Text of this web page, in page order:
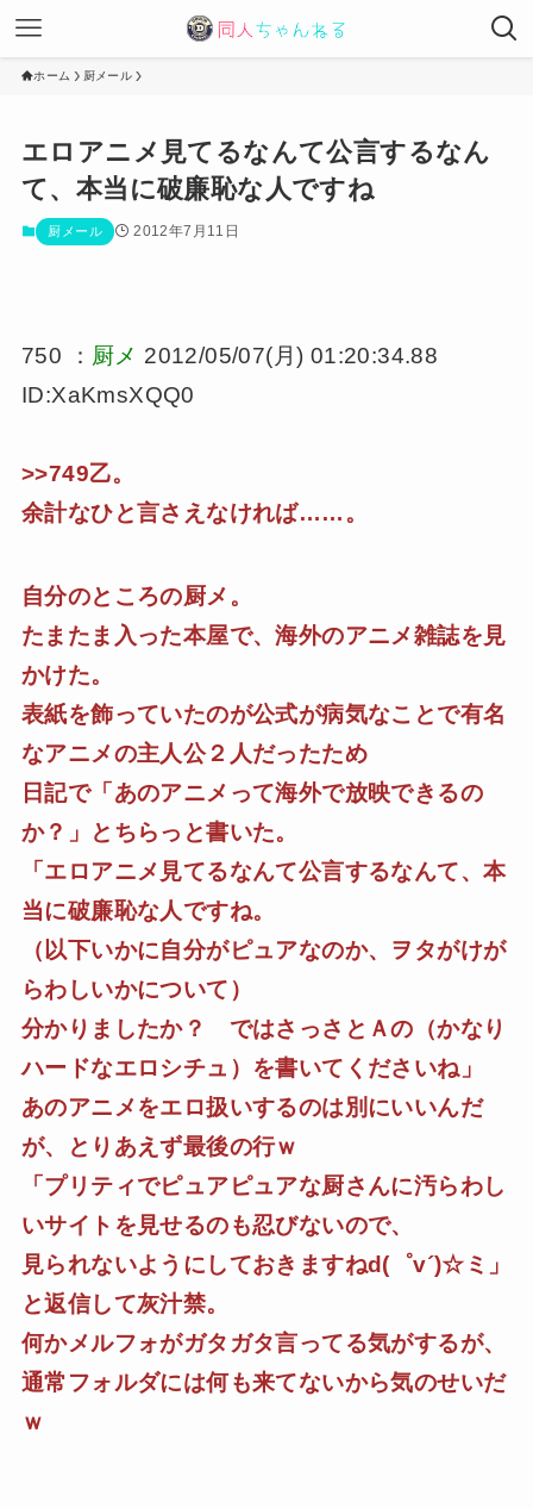
ホーム 厨メール
エロアニメ見てるなんて公言するなん
て、本当に破廉恥な人ですね
厨メール 2012年7月11日
750 ： 厨メ 2012/05/07(月) 01:20:34.88
ID:XaKmsXQQ0
>>749乙。
余計なひと言さえなければ……。
自分のところの厨メ。
たまたま入った本屋で、海外のアニメ雑誌を見
かけた。
表紙を飾っていたのが公式が病気なことで有名
なアニメの主人公２人だったため
日記で「あのアニメって海外で放映できるの
か？」とちらっと書いた。
「エロアニメ見てるなんて公言するなんて、本
当に破廉恥な人ですね。
（以下いかに自分がピュアなのか、ヲタがけが
らわしいかについて）
分かりましたか？ ではさっさとＡの（かなり
ハードなエロシチュ）を書いてくださいね」
あのアニメをエロ扱いするのは別にいいんだ
が、とりあえず最後の行ｗ
「プリティでピュアピュアな厨さんに汚らわし
いサイトを見せるのも忍びないので、
見られないようにしておきますねd(゜v´)☆ミ」
と返信して灰汁禁。
何かメルフォがガタガタ言ってる気がするが、
通常フォルダには何も来てないから気のせいだ
ｗ